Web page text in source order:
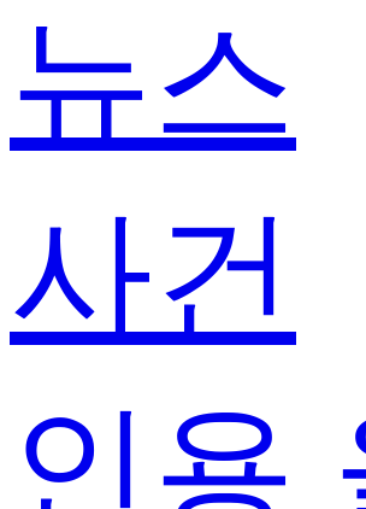
뉴스
사건
인용